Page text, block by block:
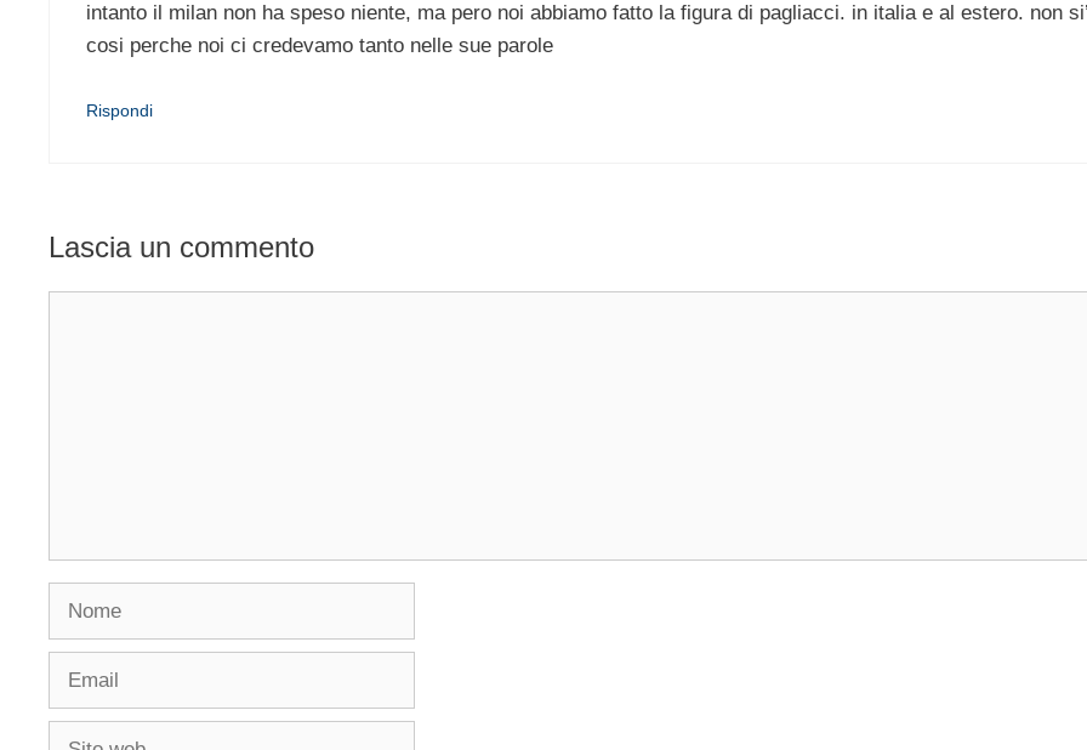
intanto il milan non ha speso niente, ma pero noi abbiamo fatto la figura di pagliacci. in italia e al estero. non
cosi perche noi ci credevamo tanto nelle sue parole
Rispondi
Lascia un commento
Nome
Email
Sito